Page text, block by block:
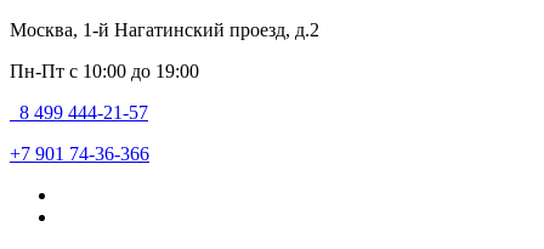
Москва, 1-й Нагатинский проезд, д.2
Пн-Пт с 10:00 до 19:00
8 499 444-21-57
+7 901 74-36-366